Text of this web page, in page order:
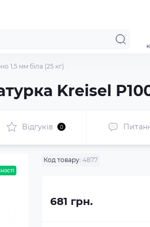
1,5 мм біла (25 кг)
Kreisel
Відгуків 0
Код товару: 4877
681 грн.